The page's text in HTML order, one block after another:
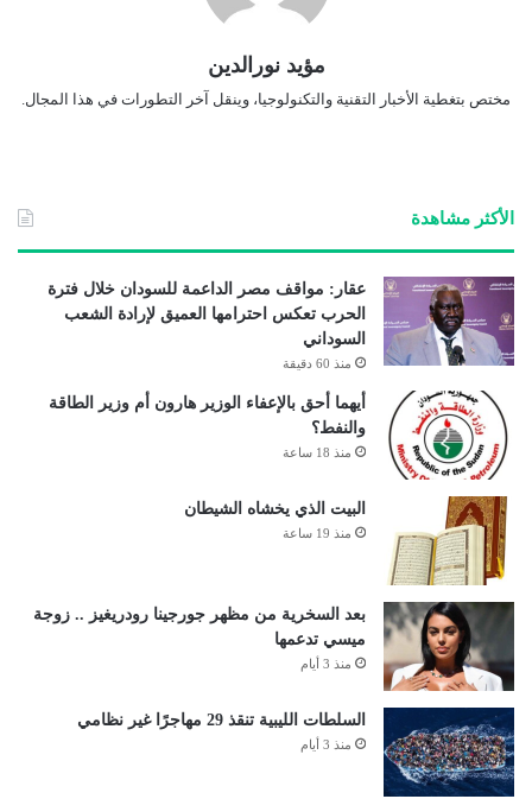
مؤيد نورالدين
مختص بتغطية الأخبار التقنية والتكنولوجيا، وينقل آخر التطورات في هذا المجال.
الأكثر مشاهدة
عقار: مواقف مصر الداعمة للسودان خلال فترة
الحرب تعكس احترامها العميق لإرادة الشعب
السوداني
منذ 60 دقيقة
أيهما أحق بالإعفاء الوزير هارون أم وزير الطاقة
والنفط؟
منذ 18 ساعة
البيت الذي يخشاه الشيطان
منذ 19 ساعة
بعد السخرية من مظهر جورجينا رودريغيز .. زوجة
ميسي تدعمها
منذ 3 أيام
السلطات الليبية تنقذ 29 مهاجرًا غير نظامي
منذ 3 أيام